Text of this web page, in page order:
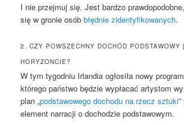
I nie przejmuj się. Jest bardzo
się w gronie osóbbłędnie zidentyfikowanych.
2. CZY POWSZECHNY DOCHÓD
HORYZONCIE?
W tym tygodniu Irlandia ogłosiła nowy
którego państwo będzie wypłacać artystom
plan „podstawowego dochodu na rzecz sztuki
element narracji o dochodzie podstawowym.